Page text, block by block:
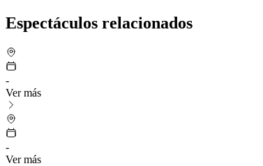
Espectáculos relacionados
-
Ver más
-
Ver más